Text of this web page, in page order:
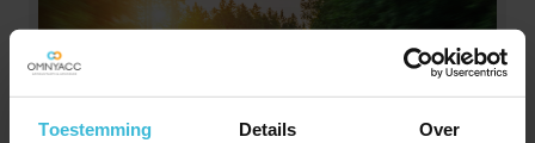
Toestemming Details Over